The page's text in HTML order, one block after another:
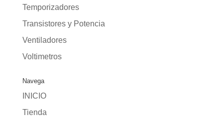
Temporizadores
Transistores y Potencia
Ventiladores
Voltimetros
Navega
INICIO
Tienda